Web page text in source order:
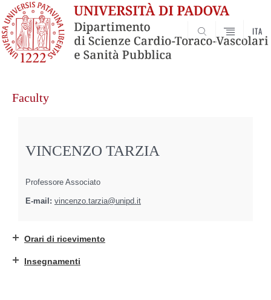
SEARCH
ITA
contenuto
Faculty
VINCENZO TARZIA
Professore Associato
E-mail: vincenzo.tarzia@unipd.it
Orari di ricevimento
Insegnamenti